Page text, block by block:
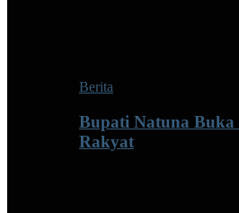
Berita
Bupati Natuna Buka
Rakyat